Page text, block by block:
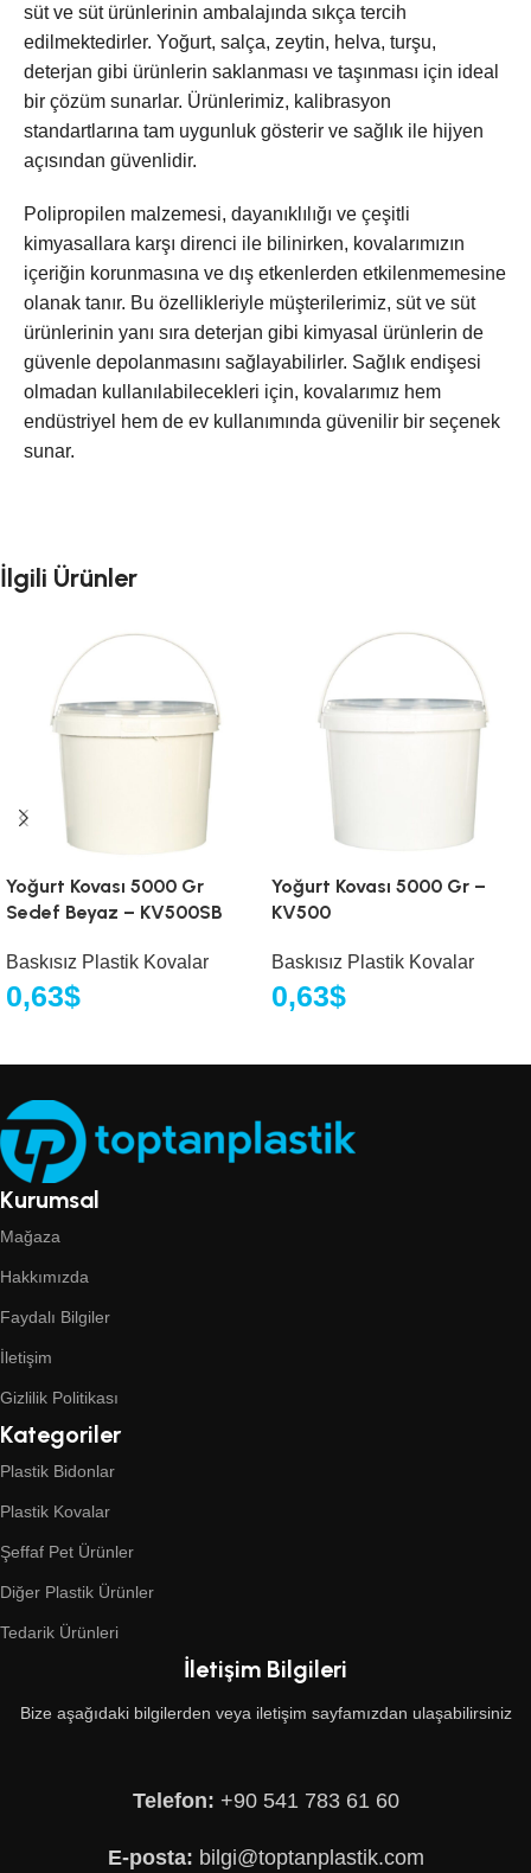
süt ve süt ürünlerinin ambalajında sıkça tercih
edilmektedirler. Yoğurt, salça, zeytin, helva, turşu,
deterjan gibi ürünlerin saklanması ve taşınması için ideal
bir çözüm sunarlar. Ürünlerimiz, kalibrasyon
standartlarına tam uygunluk gösterir ve sağlık ile hijyen
açısından güvenlidir.
Polipropilen malzemesi, dayanıklılığı ve çeşitli
kimyasallara karşı direnci ile bilinirken, kovalarımızın
içeriğin korunmasına ve dış etkenlerden etkilenmemesine
olanak tanır. Bu özellikleriyle müşterilerimiz, süt ve süt
ürünlerinin yanı sıra deterjan gibi kimyasal ürünlerin de
güvenle depolanmasını sağlayabilirler. Sağlık endişesi
olmadan kullanılabilecekleri için, kovalarımız hem
endüstriyel hem de ev kullanımında güvenilir bir seçenek
sunar.
İlgili Ürünler
Yoğurt Kovası 5000 Gr
Sedef Beyaz – KV500SB
Baskısız Plastik Kovalar
0,63$
Yoğurt Kovası 5000 Gr –
KV500
Baskısız Plastik Kovalar
0,63$
Kurumsal
Mağaza
Hakkımızda
Faydalı Bilgiler
İletişim
Gizlilik Politikası
Kategoriler
Plastik Bidonlar
Plastik Kovalar
Şeffaf Pet Ürünler
Diğer Plastik Ürünler
Tedarik Ürünleri
İletişim Bilgileri
Bize aşağıdaki bilgilerden veya iletişim sayfamızdan ulaşabilirsiniz
Telefon: +90 541 783 61 60
E-posta: bilgi@toptanplastik.com